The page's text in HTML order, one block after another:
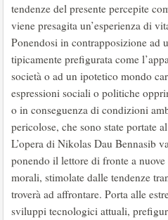
tendenze del presente percepite
viene presagita un’esperienza di
Ponendosi in contrapposizione ad
tipicamente prefigurata come
società o ad un ipotetico mondo
espressioni sociali o politiche
o in conseguenza di condizioni
pericolose, che sono state portate
L’opera di Nikolas Dau Bennasib
ponendo il lettore di fronte a
morali, stimolate dalle tendenze
troverà ad affrontare. Porta alle
sviluppi tecnologici attuali,